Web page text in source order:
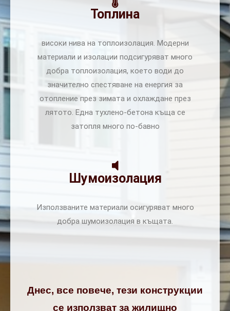
Топлина
високи нива на топлоизолация. Модерни
материали и изолации подсигуряват много
добра топлоизолация, което води до
значително спестяване на енергия за
отопление през зимата и охлаждане през
лятото. Една тухлено-бетона къща се
затопля много по-бавно
Шумоизолация
Използваните материали осигуряват много
добра шумоизолация в къщата.
Днес, все повече, тези конструкции
се използват за жилищно